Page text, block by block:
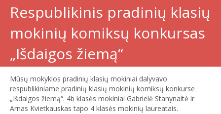
Respublikinis pradinių klasių
mokinių komiksų konkursas
„Išdaigos žiemą“
Mūsų mokyklos pradinių klasių mokiniai dalyvavo
respublikiniame pradinių klasių mokinių komiksų konkurse
„Išdaigos žiemą“. 4b klasės mokiniai Gabrielė Stanynaitė ir
Arnas Kvietkauskas tapo 4 klasės mokinių laureatais.